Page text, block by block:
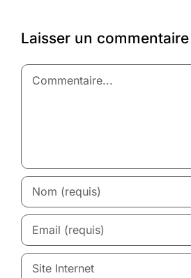
Laisser un commentaire
Commentaire